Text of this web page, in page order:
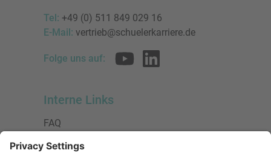
Tel: +49 (0) 511 849 029 16
E-Mail: vertrieb@schuelerkarriere.de
Folge uns auf:
Interne Links
FAQ